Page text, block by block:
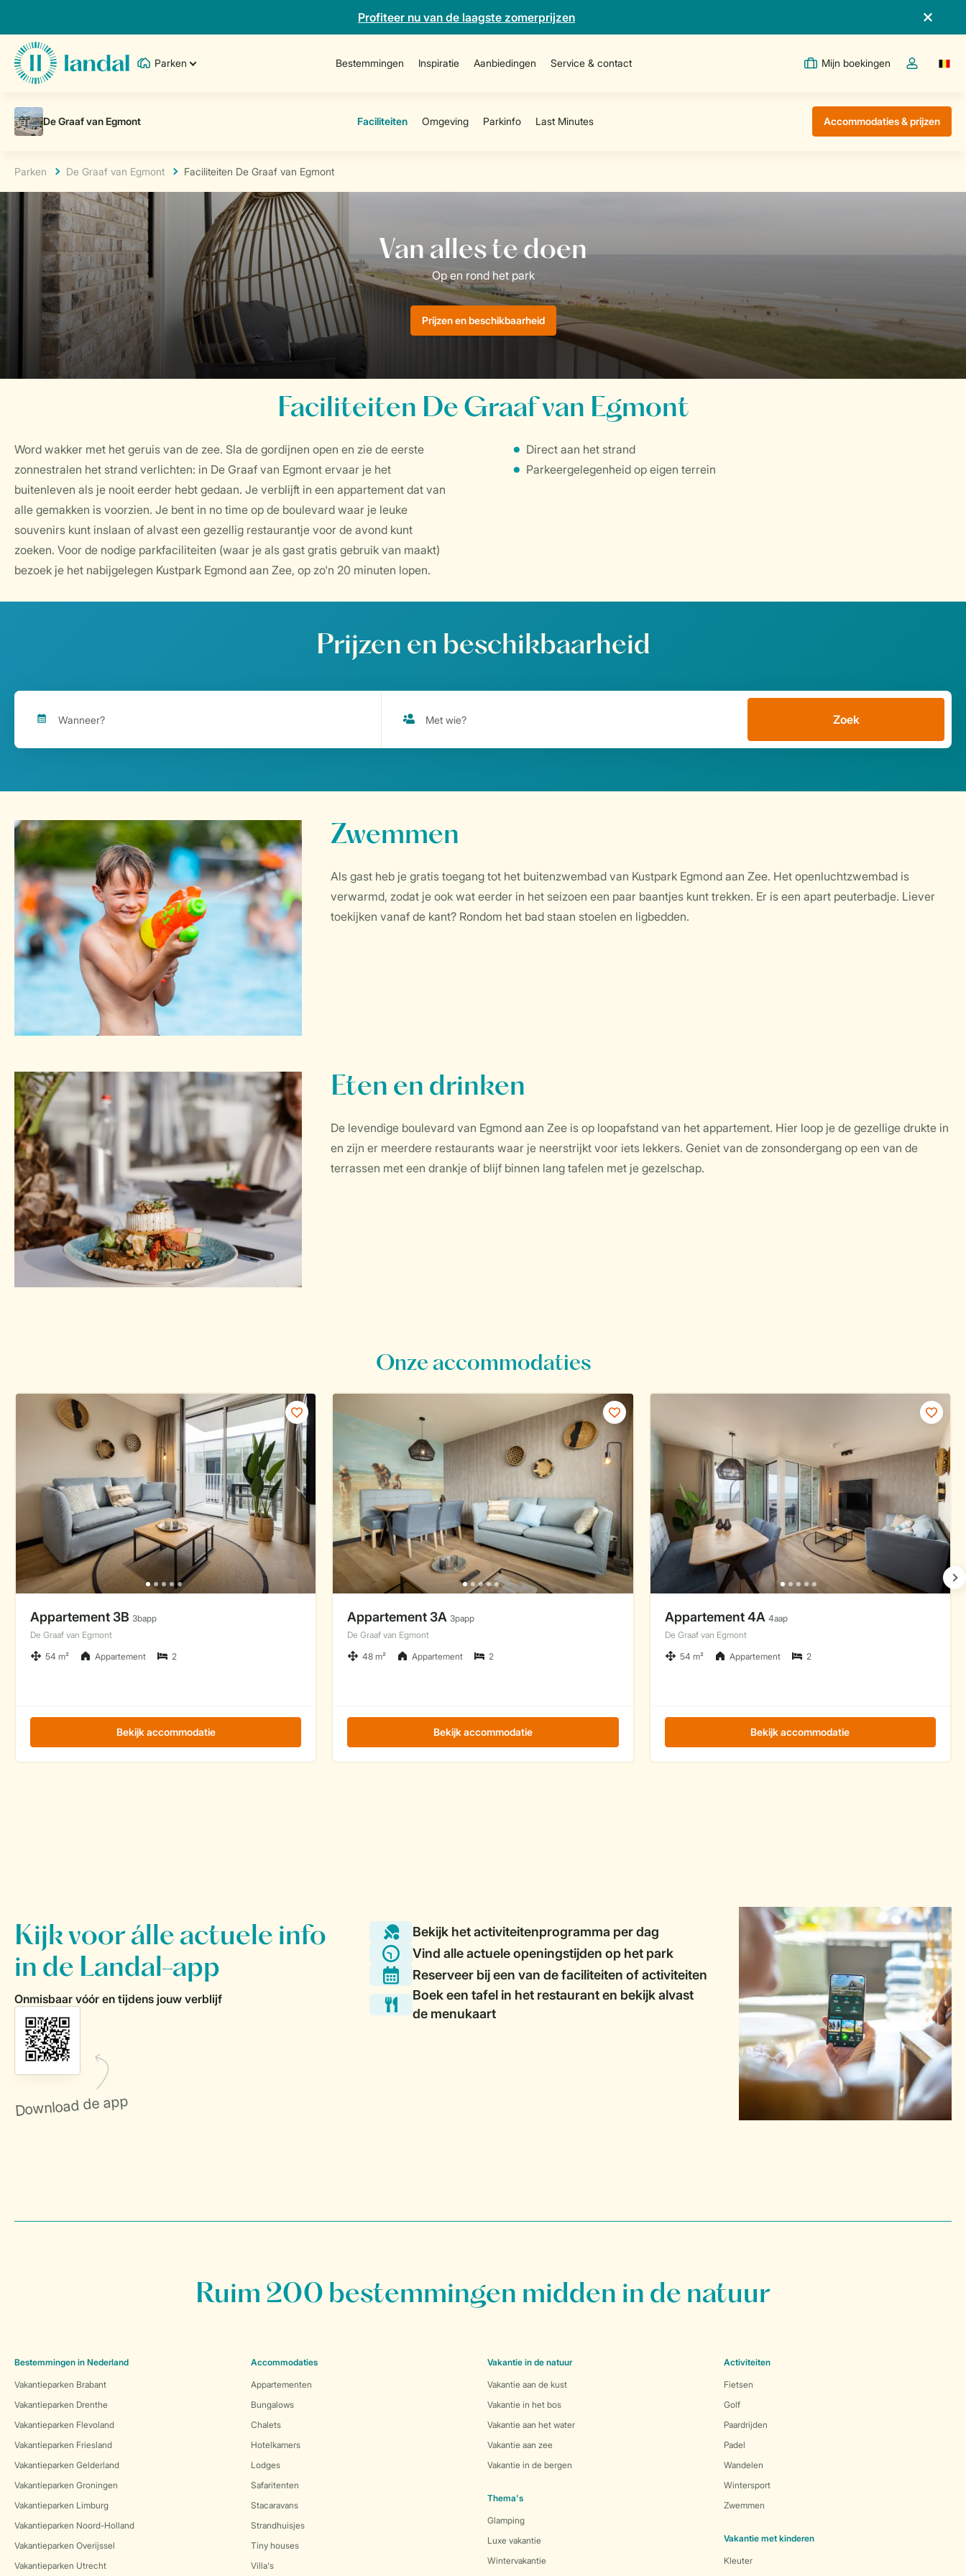
Profiteer nu van de laagste zomerprijzen
Parken Bestemmingen Inspiratie Aanbiedingen Service & contact Mijn boekingen
Open de
Accommodaties & prijzen
Parken De Graaf van Egmont Faciliteiten De Graaf van Egmont
Prijzen en beschikbaarheid
Faciliteiten De Graaf van Egmont
Word wakker met het geruis van de zee. Sla de gordijnen open en zie de eerste
zonnestralen het strand verlichten: in De Graaf van Egmont ervaar je het
buitenleven als je nooit eerder hebt gedaan. Je verblijft in een appartement dat van
alle gemakken is voorzien. Je bent in no time op de boulevard waar je leuke
souvenirs kunt inslaan of alvast een gezellig restaurantje voor de avond kunt
zoeken. Voor de nodige parkfaciliteiten (waar je als gast gratis gebruik van maakt)
bezoek je het nabijgelegen Kustpark Egmond aan Zee, op zo'n 20 minuten lopen.
Direct aan het strand
Parkeergelegenheid op eigen terrein
Prijzen en beschikbaarheid
Zoek
Zwemmen
Als gast heb je gratis toegang tot het buitenzwembad van Kustpark Egmond aan Zee. Het openluchtzwembad is
verwarmd, zodat je ook wat eerder in het seizoen een paar baantjes kunt trekken. Er is een apart peuterbadje. Liever
toekijken vanaf de kant? Rondom het bad staan stoelen en ligbedden.
Eten en drinken
De levendige boulevard van Egmond aan Zee is op loopafstand van het appartement. Hier loop je de gezellige drukte in
en zijn er meerdere restaurants waar je neerstrijkt voor iets lekkers. Geniet van de zonsondergang op een van de
terrassen met een drankje of blijf binnen lang tafelen met je gezelschap.
Ruim 200 bestemmingen midden in de natuur
Bestemmingen in Nederland
Vakantieparken Brabant
Vakantieparken Drenthe
Vakantieparken Flevoland
Vakantieparken Friesland
Vakantieparken Gelderland
Vakantieparken Groningen
Vakantieparken Limburg
Vakantieparken Noord-Holland
Vakantieparken Overijssel
Vakantieparken Utrecht
Accommodaties
Appartementen
Bungalows
Chalets
Hotelkamers
Lodges
Safaritenten
Stacaravans
Strandhuisjes
Tiny houses
Villa's
Vakantie in de natuur
Vakantie aan de kust
Vakantie in het bos
Vakantie aan het water
Vakantie aan zee
Vakantie in de bergen
Thema's
Glamping
Luxe vakantie
Wintervakantie
Activiteiten
Fietsen
Golf
Paardrijden
Padel
Wandelen
Wintersport
Zwemmen
Vakantie met kinderen
Kleuter